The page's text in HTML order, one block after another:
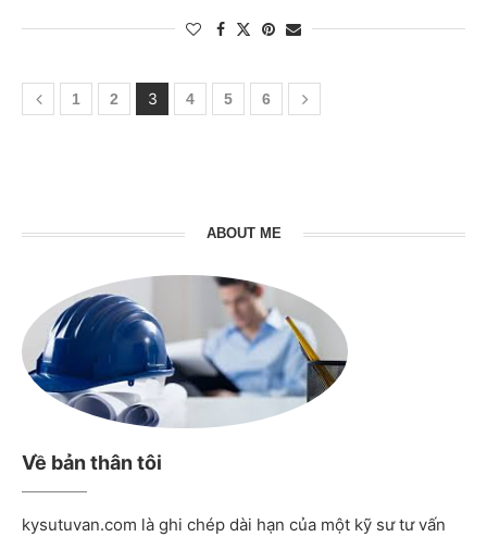
1 2 3 4 5 6
ABOUT ME
Về bản thân tôi
kysutuvan.com là ghi chép dài hạn của một kỹ sư tư vấn